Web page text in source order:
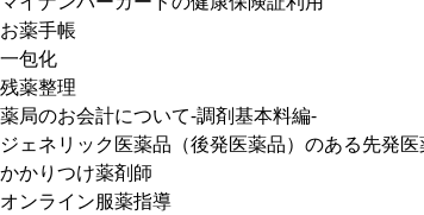
お薬手帳
一包化
残薬整理
薬局のお会計について-調剤基本料編-
ジェネリック医薬品（後発医薬品）のある先発
かかりつけ薬剤師
オンライン服薬指導